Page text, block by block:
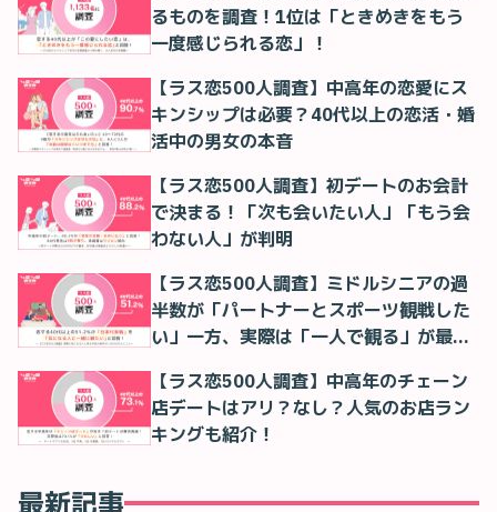
るものを調査！1位は「ときめきをもう
一度感じられる恋」！
【ラス恋500人調査】中高年の恋愛にス
キンシップは必要？40代以上の恋活・婚
活中の男女の本音
【ラス恋500人調査】初デートのお会計
で決まる！「次も会いたい人」「もう会
わない人」が判明
【ラス恋500人調査】ミドルシニアの過
半数が「パートナーとスポーツ観戦した
い」一方、実際は「一人で観る」が最多
【ラス恋500人調査】中高年のチェーン
店デートはアリ？なし？人気のお店ラン
キングも紹介！
最新記事